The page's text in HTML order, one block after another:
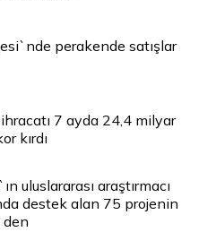
perakende satışlar
7 ayda 24,4 milyar
kırdı
uluslararası araştırmacı
destek alan 75 projenin